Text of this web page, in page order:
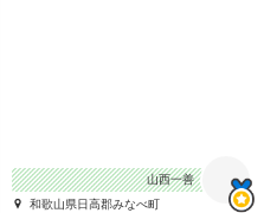
山西一善
和歌山県日高郡みなべ町